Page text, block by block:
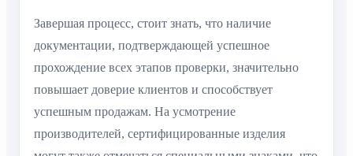
Завершая процесс, стоит знать, что наличие
документации, подтверждающей успешное
прохождение всех этапов проверки, значительно
повышает доверие клиентов и способствует
успешным продажам. На усмотрение
производителей, сертифицированные изделия